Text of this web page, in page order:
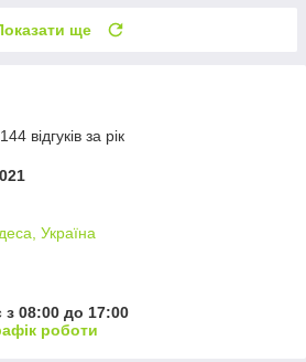
ще
відгуків за рік
Україна
08:00 до 17:00
роботи